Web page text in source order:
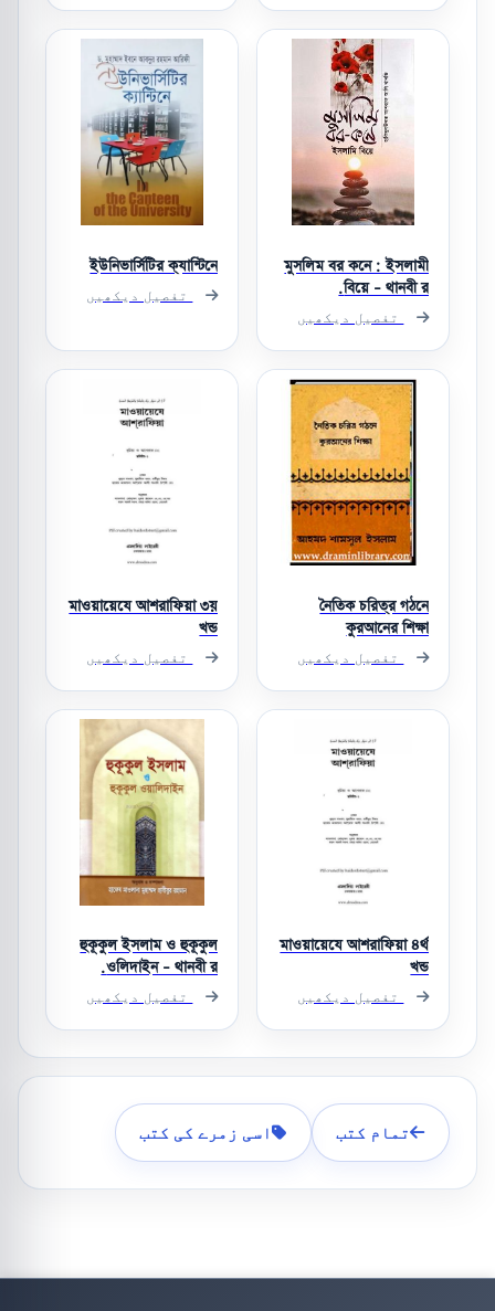
মুসলিম বর কনে : ইসলামী
বিয়ে - থানবী র.
تفصیل دیکھیں
ইউনিভার্সিটির ক্যান্টিনে
تفصیل دیکھیں
নৈতিক চরিত্র গঠনে
কুরআনের শিক্ষা
تفصیل دیکھیں
মাওয়ায়েযে আশরাফিয়া ৩য়
খন্ড
تفصیل دیکھیں
মাওয়ায়েযে আশরাফিয়া ৪র্থ
খন্ড
تفصیل دیکھیں
হুকূকুল ইসলাম ও হুকূকুল
ওলিদাইন - থানবী র.
تفصیل دیکھیں
تمام کتب اسی زمرے کی کتب